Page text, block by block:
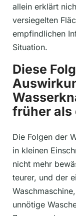
allein erklärt
versiegelten
empfindlichen
Situation.
Diese
früher als
Die Folgen der
in kleinen
nicht mehr
teurer, und der
unnötige